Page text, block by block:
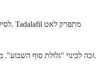
זו הסיבה ש-Tadalafil זכה לכינוי "גלולת סוף השבוע". מנה בערב שישי יכולה להישאר פעילה עד יום ראשון ללא צורך בטבליה נוספת. זה גם אומר שתזמון המנה ביחס לקיום יחסי מין פחות קריטי - אינך צריך לתכנן סביב חלון זמן צר.